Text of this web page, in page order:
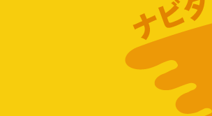
製品のことがよくわかる!
ナビタスマシナリームービー
CSR（企業の社会的責任）